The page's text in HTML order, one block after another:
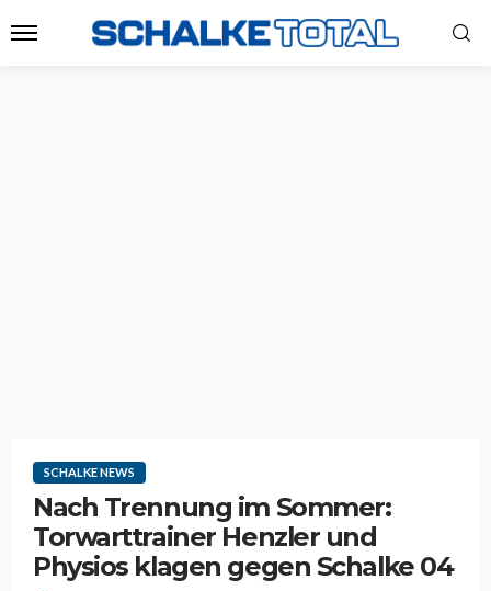
SCHALKE NEWS
Nach Trennung im Sommer:
Torwarttrainer Henzler und
Physios klagen gegen Schalke 04